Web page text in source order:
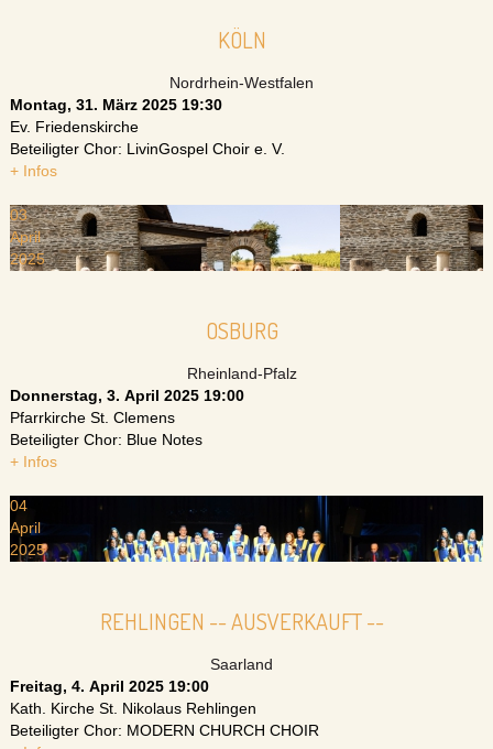
KÖLN
Nordrhein-Westfalen
Montag, 31. März 2025 19:30
Ev. Friedenskirche
Beteiligter Chor: LivinGospel Choir e. V.
+ Infos
03
April
2025
OSBURG
Rheinland-Pfalz
Donnerstag, 3. April 2025 19:00
Pfarrkirche St. Clemens
Beteiligter Chor: Blue Notes
+ Infos
04
April
2025
REHLINGEN -- AUSVERKAUFT --
Saarland
Freitag, 4. April 2025 19:00
Kath. Kirche St. Nikolaus Rehlingen
Beteiligter Chor: MODERN CHURCH CHOIR